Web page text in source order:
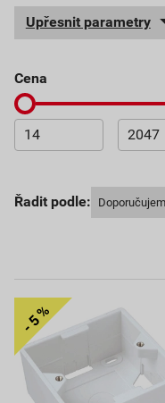
Upřesnit parametry
cena
Řadit podle: